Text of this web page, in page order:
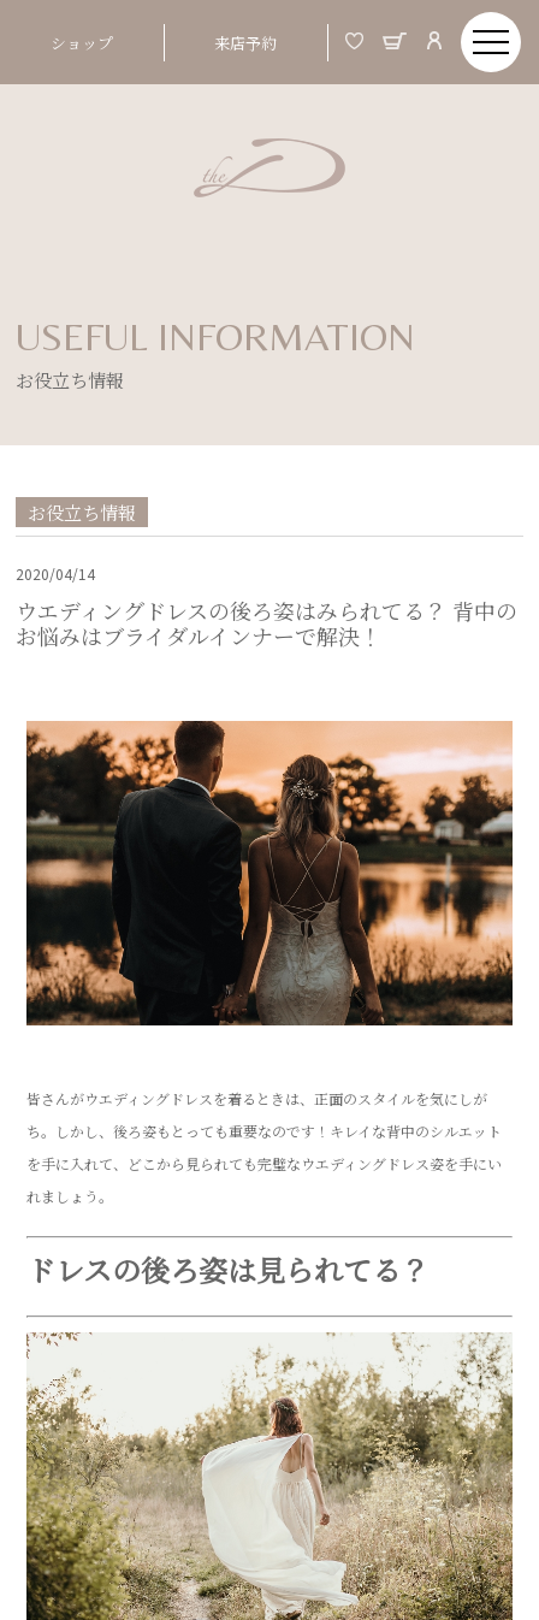
ショップ 来店予約
USEFUL INFORMATION
お役立ち情報
お役立ち情報
2020/04/14
ウエディングドレスの後ろ姿はみられてる？ 背中の
お悩みはブライダルインナーで解決！
皆さんがウエディングドレスを着るときは、正面のスタイルを気にしが
ち。しかし、後ろ姿もとっても重要なのです！キレイな背中のシルエット
を手に入れて、どこから見られても完璧なウエディングドレス姿を手にい
れましょう。
ドレスの後ろ姿は見られてる？